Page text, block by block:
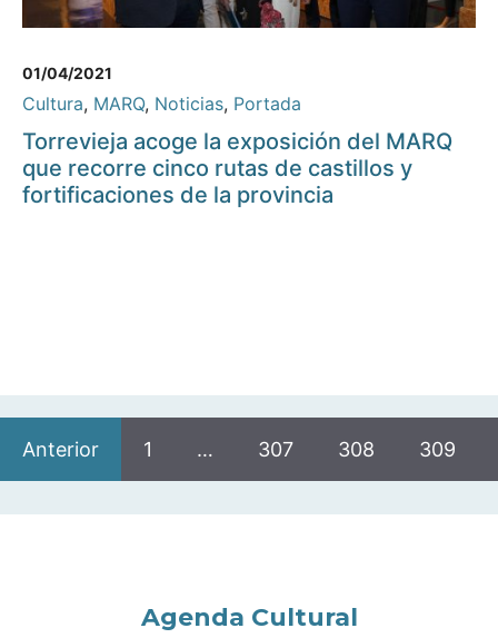
01/04/2021
Cultura, MARQ, Noticias, Portada
Torrevieja acoge la exposición del MARQ
que recorre cinco rutas de castillos y
fortificaciones de la provincia
Anterior 1 … 307 308 309
Agenda Cultural